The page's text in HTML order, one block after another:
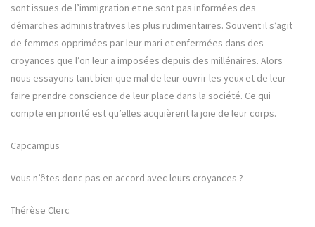
sont issues de l’immigration et ne sont pas informées des
démarches administratives les plus rudimentaires. Souvent il s’agit
de femmes opprimées par leur mari et enfermées dans des
croyances que l’on leur a imposées depuis des millénaires. Alors
nous essayons tant bien que mal de leur ouvrir les yeux et de leur
faire prendre conscience de leur place dans la société. Ce qui
compte en priorité est qu’elles acquièrent la joie de leur corps.
Capcampus
Vous n’êtes donc pas en accord avec leurs croyances ?
Thérèse Clerc